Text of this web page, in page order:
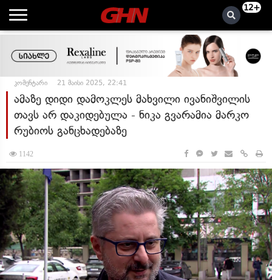
12+
კომენტარი 21 მაისი 2025, 22:41
ამაზე დიდი დამოკლეს მახვილი ივანიშვილის
თავს არ დაკიდებულა - ნიკა გვარამია მარკო
რუბიოს განცხადებაზე
1142